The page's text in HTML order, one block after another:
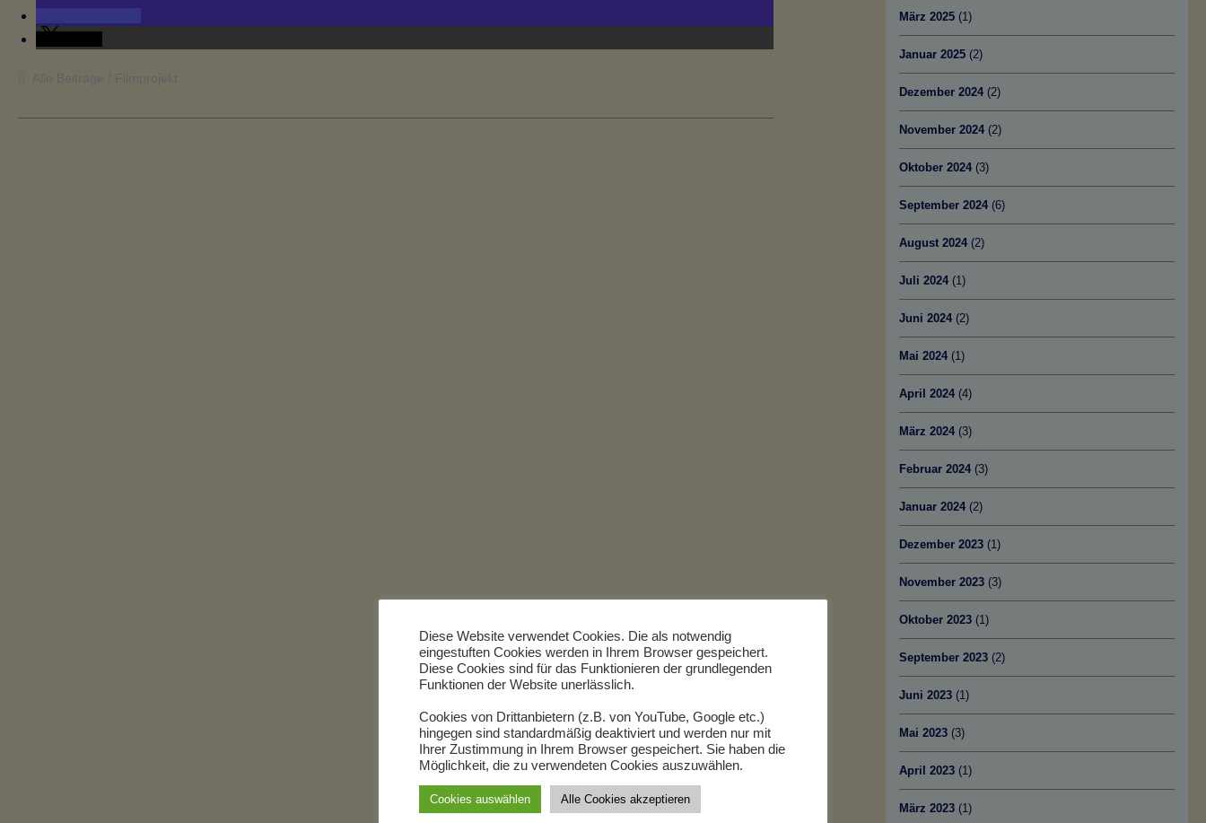
März 2025 (1)
Januar 2025 (2)
Dezember 2024 (2)
November 2024 (2)
Oktober 2024 (3)
September 2024 (6)
August 2024 (2)
Juli 2024 (1)
Juni 2024 (2)
Mai 2024 (1)
April 2024 (4)
März 2024 (3)
Februar 2024 (3)
Januar 2024 (2)
Dezember 2023 (1)
November 2023 (3)
Oktober 2023 (1)
September 2023 (2)
Juni 2023 (1)
Mai 2023 (3)
April 2023 (1)
März 2023 (1)
Diese Website verwendet Cookies. Die als notwendig
eingestuften Cookies werden in Ihrem Browser gespeichert.
Diese Cookies sind für das Funktionieren der grundlegenden
Funktionen der Website unerlässlich.
Cookies von Drittanbietern (z.B. von YouTube, Google etc.)
hingegen sind standardmäßig deaktiviert und werden nur mit
Ihrer Zustimmung in Ihrem Browser gespeichert. Sie haben die
Möglichkeit, die zu verwendeten Cookies auszuwählen.
Cookies auswählen Alle Cookies akzeptieren